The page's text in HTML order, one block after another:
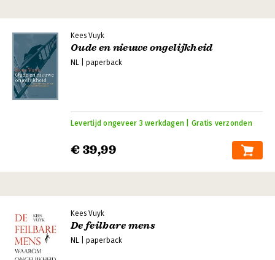
Kees Vuyk
Oude en nieuwe ongelijkheid
NL | paperback
Levertijd ongeveer 3 werkdagen | Gratis verzonden
€ 39,99
Kees Vuyk
De feilbare mens
NL | paperback